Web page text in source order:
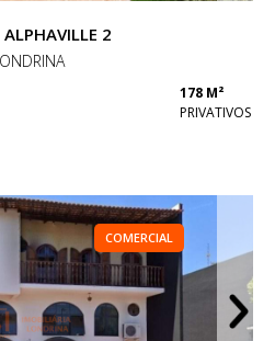
2
178 M²
PRIVATIVOS
COMERCIAL